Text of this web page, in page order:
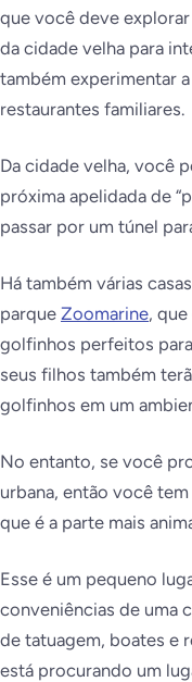
que você deve
da cidade velha para
também experimentar
restaurantes familiares.
Da cidade velha, você
próxima apelidada de
passar por um túnel
Há também várias
parque Zoomarine,
golfinhos perfeitos
seus filhos também
golfinhos em um
No entanto, se você
urbana, então você tem
que é a parte mais
Esse é um pequeno
conveniências de uma
de tatuagem, boates e
está procurando um